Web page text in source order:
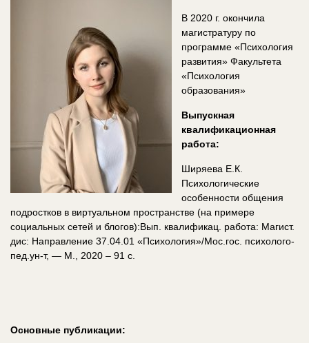
В 2020 г. окончила
магистратуру по
программе «Психология
развития» Факультета
«Психология
образования»
Выпускная
квалификационная
работа:
Ширяева Е.К.
Психологические
особенности общения
подростков в виртуальном пространстве (на примере
социальных сетей и блогов):Вып. квалификац. работа: Магист.
дис: Направление 37.04.01 «Психология»/Мос.гос. психолого-
пед.ун-т, — М., 2020 – 91 с.
Основные публикации: